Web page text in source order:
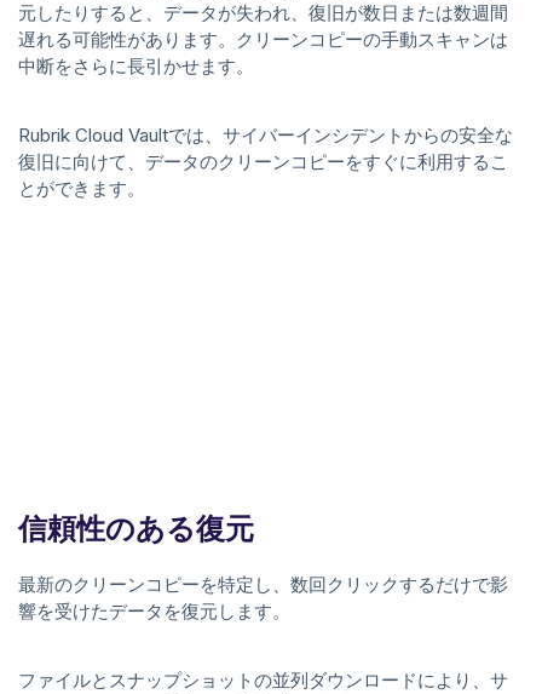
元したりすると、データが失われ、復旧が数日または数週間
遅れる可能性があります。クリーンコピーの手動スキャンは
中断をさらに長引かせます。
Rubrik Cloud Vaultでは、サイバーインシデントからの安全な
復旧に向けて、データのクリーンコピーをすぐに利用するこ
とができます。
信頼性のある復元
最新のクリーンコピーを特定し、数回クリックするだけで影
響を受けたデータを復元します。
ファイルとスナップショットの並列ダウンロードにより、サ